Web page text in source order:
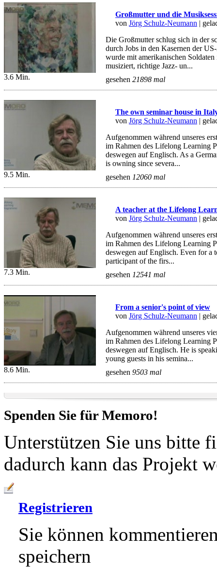
3.6 Min.
Großmutter und die
von Jörg Schulz-Neumann |
Die Großmutter schlug sich in der
durch Jobs in den Kasernen der
wurde mit amerikanischen
musiziert, richtige Jazz- un...
gesehen 21898 mal
9.5 Min.
The own seminar house in
von Jörg Schulz-Neumann |
Aufgenommen während unseres
im Rahmen des Lifelong Learning
deswegen auf Englisch. As a
is owning since severa...
gesehen 12060 mal
7.3 Min.
A teacher at the Lifelong
von Jörg Schulz-Neumann |
Aufgenommen während unseres
im Rahmen des Lifelong Learning
deswegen auf Englisch. Even for a
participant of the firs...
gesehen 12541 mal
8.6 Min.
From a senior's point of view
von Jörg Schulz-Neumann |
Aufgenommen während unseres
im Rahmen des Lifelong Learning
deswegen auf Englisch. He is
young guests in his semina...
gesehen 9503 mal
Spenden Sie fürMemoro!
Unterstützen Sie uns bitte
dadurch kann das Projekt
Registrieren
Sie können
speichern